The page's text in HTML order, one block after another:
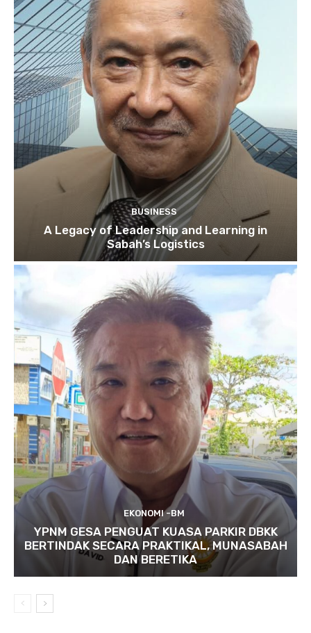
BUSINESS
A Legacy of Leadership and Learning in
Sabah’s Logistics
EKONOMI -BM
YPNM GESA PENGUAT KUASA PARKIR DBKK
BERTINDAK SECARA PRAKTIKAL, MUNASABAH
DAN BERETIKA